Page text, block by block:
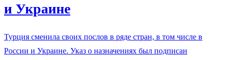
и Украине
Турция сменила своих послов в ряде стран, в том числе в
России и Украине. Указ о назначениях был подписан